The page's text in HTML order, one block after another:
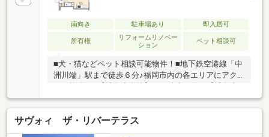
南向き 駐車場あり 即入居可
所有権
リフォームリノベー
ション
ペット相談可
■犬・猫などペット相談可能物件！■地下鉄空港線「中
洲川端」駅まで徒歩６分♪福岡市内の各エリアにアク
学校】まで徒歩５分■無風の冷暖システム「F-CON」を
設置で快適な住環境♪＊＊＊＊＊＊＊＊物件選びや住
宅ローンのこと、不動産購入のなんでもココハウスに
お気軽にご相談ください！お客様のマイホーム探しを
サヴォィ ザ・リバーテラス